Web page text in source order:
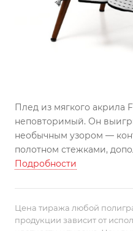
Плед из мягкого акрила
неповторимый. Он
необычным узором —
полотном стежками,
аккуратной бахромой.
впишется в дизайн
спальни.
Поставляется в пакете
Подробности
Цена тиража любой
продукции зависит от